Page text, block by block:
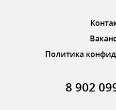
Политика
8 902